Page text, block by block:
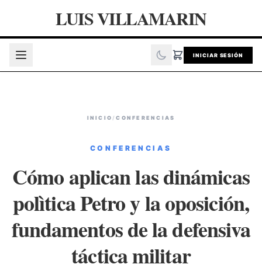
LUIS VILLAMARIN
INICIAR SESIÓN
INICIO /CONFERENCIAS
CONFERENCIAS
Cómo aplican las dinámicas
polìtica Petro y la oposición,
fundamentos de la defensiva
táctica militar